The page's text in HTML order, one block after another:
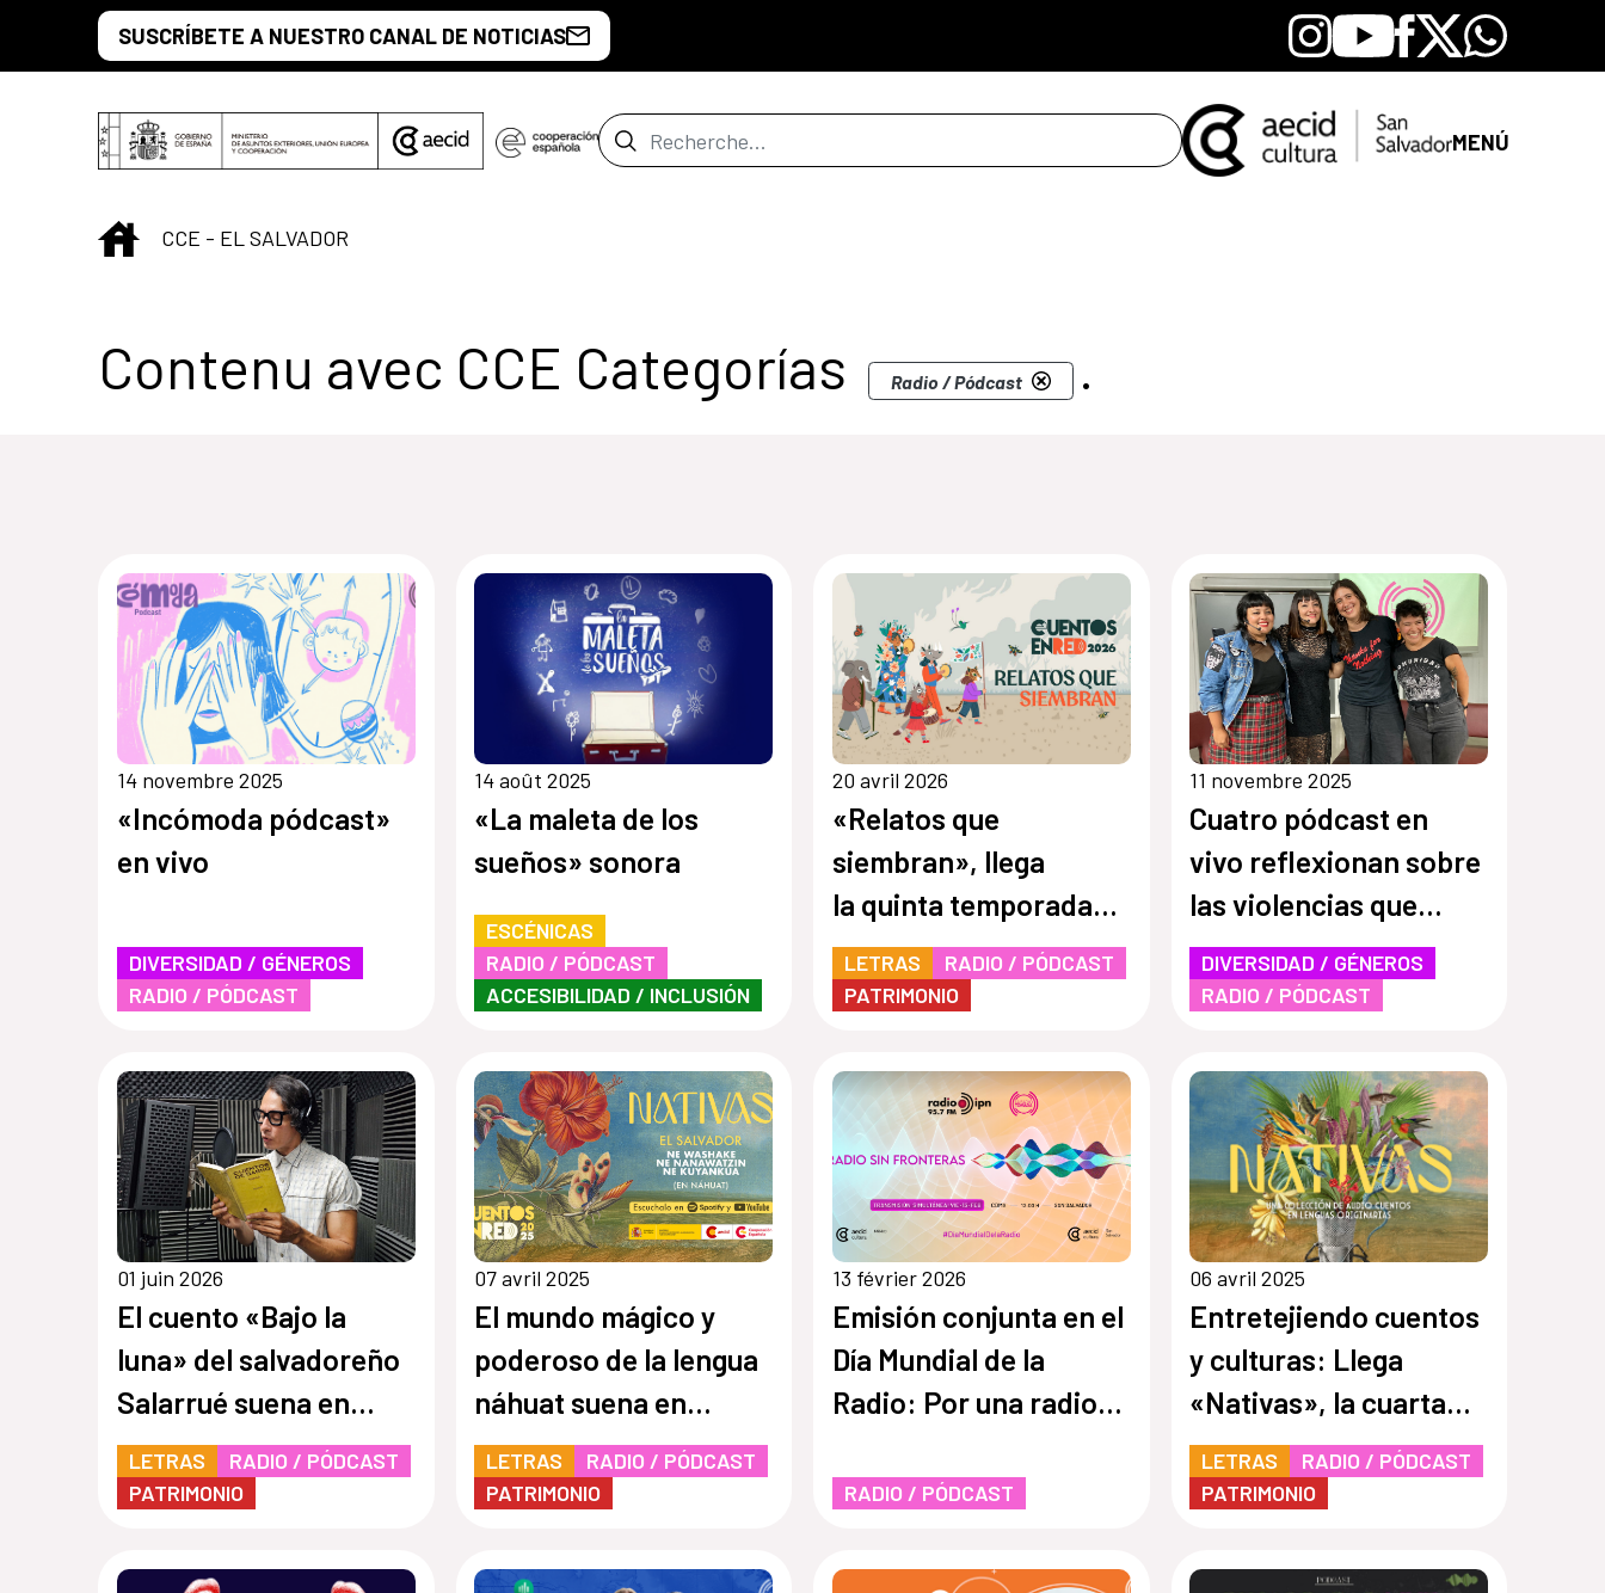
Saut au contenu principal
SUSCRÍBETE A NUESTRO CANAL DE NOTICIAS Instagram
YoutubeFacebook
X Whatsapp
Barre de recherche MENÚ
INICIO
CCE - EL SALVADOR
Centro Cultural de San Salvador
Contenu avec CCE Categorías Radio / Pódcast .
14 novembre 2025
«Incómoda pódcast»
en vivo
DIVERSIDAD / GÉNEROS
RADIO / PÓDCAST
14 août 2025
«La maleta de los
sueños» sonora
ESCÉNICAS
RADIO / PÓDCAST
ACCESIBILIDAD / INCLUSIÓN
20 avril 2026
«Relatos que
siembran», llega
la quinta temporada
de Cuentos en Red
LETRAS
RADIO / PÓDCAST
PATRIMONIO
11 novembre 2025
Cuatro pódcast en
vivo reflexionan sobre
las violencias que
enfrentan las mujeres,
migración y espacios
del 25N
DIVERSIDAD / GÉNEROS
RADIO / PÓDCAST
01 juin 2026
El cuento «Bajo la
luna» del salvadoreño
Salarrué suena en
«Relatos que
siembran», la quinta
en Red
LETRAS
RADIO / PÓDCAST
PATRIMONIO
07 avril 2025
El mundo mágico y
poderoso de la lengua
náhuat suena en
«Nativas», la cuarta
temporada de Cuentos
LETRAS
RADIO / PÓDCAST
PATRIMONIO
13 février 2026
Emisión conjunta en el
Día Mundial de la
Radio: Por una radio
RADIO / PÓDCAST
06 avril 2025
Entretejiendo cuentos
y culturas: Llega
«Nativas», la cuarta
temporada de Cuentos
en Red
LETRAS
RADIO / PÓDCAST
PATRIMONIO